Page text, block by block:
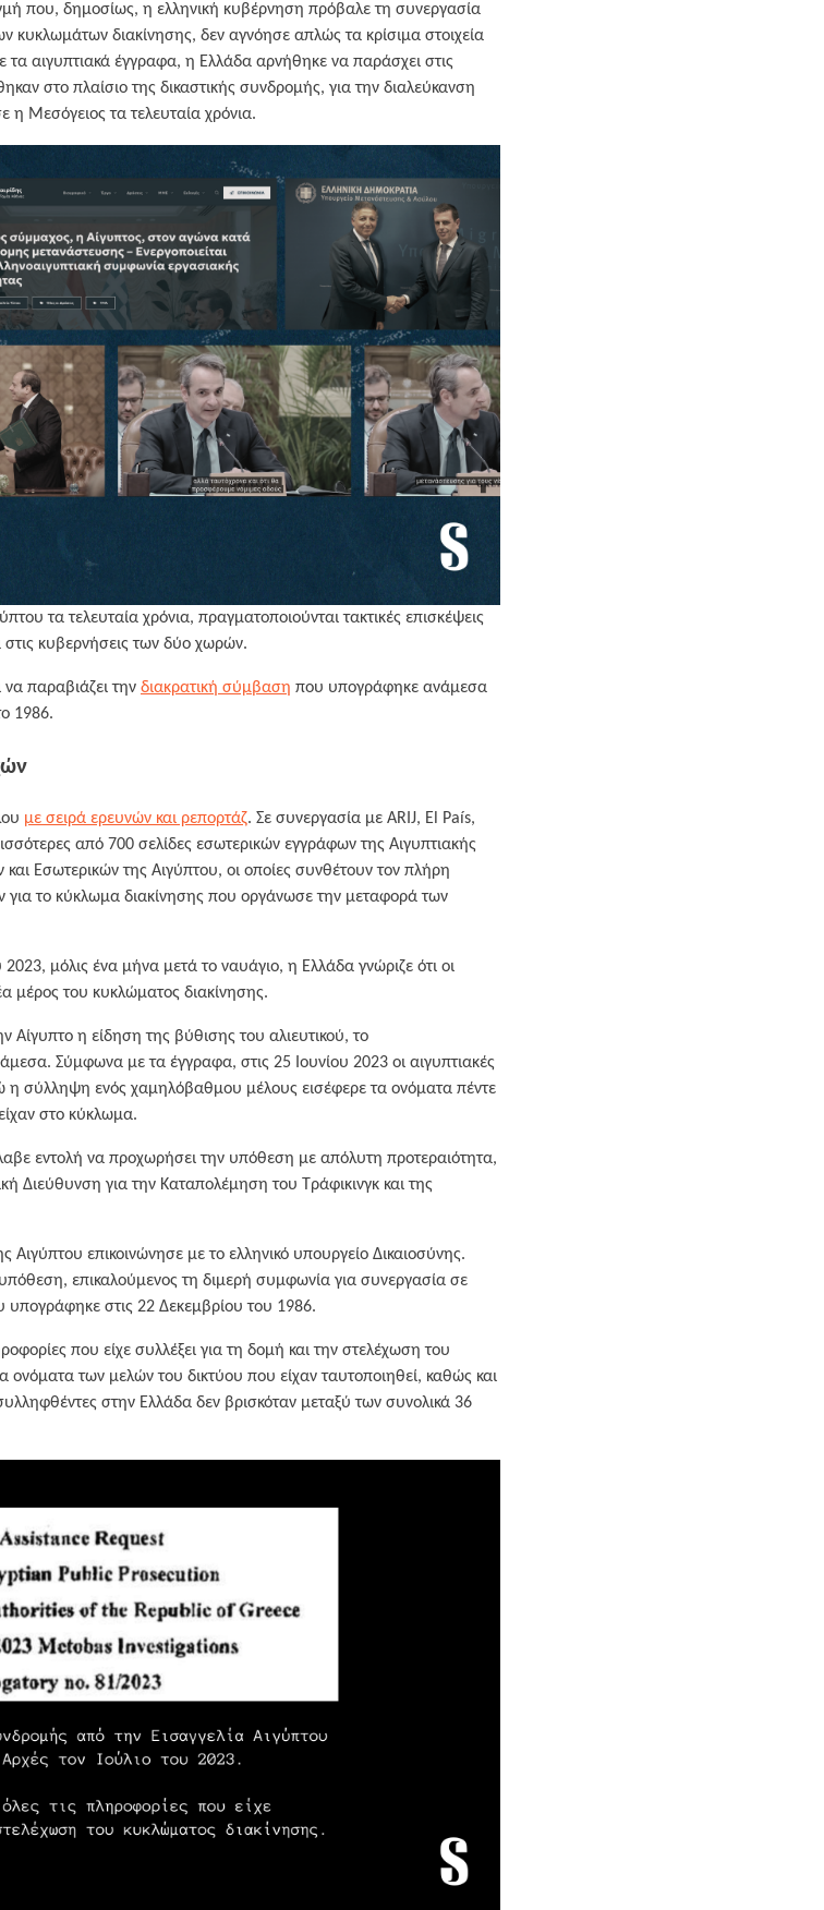
που, δημοσίως, η ελληνική κυβέρνηση πρόβαλε τη συνεργασία
κυκλωμάτων διακίνησης, δεν αγνόησε απλώς τα κρίσιμα στοιχεία
αιγυπτιακά έγγραφα, η Ελλάδα αρνήθηκε να παράσχει στις
στο πλαίσιο της δικαστικής συνδρομής, για την διαλεύκανση
η Μεσόγειος τα τελευταία χρόνια.
τα τελευταία χρόνια, πραγματοποιούνται τακτικές επισκέψεις
κυβερνήσεις των δύο χωρών.
παραβιάζει την διακρατική σύμβαση που υπογράφηκε ανάμεσα
1986.
με σειρά ερευνών και ρεπορτάζ. Σε συνεργασία με ARIJ, El País,
από 700 σελίδες εσωτερικών εγγράφων της Αιγυπτιακής
και Εσωτερικών της Αιγύπτου, οι οποίες συνθέτουν τον πλήρη
το κύκλωμα διακίνησης που οργάνωσε την μεταφορά των
μόλις ένα μήνα μετά το ναυάγιο, η Ελλάδα γνώριζε ότι οι
μέρος του κυκλώματος διακίνησης.
η είδηση της βύθισης του αλιευτικού, το
Σύμφωνα με τα έγγραφα, στις 25 Ιουνίου 2023 οι αιγυπτιακές
η σύλληψη ενός χαμηλόβαθμου μέλους εισέφερε τα ονόματα πέντε
στο κύκλωμα.
εντολή να προχωρήσει την υπόθεση με απόλυτη προτεραιότητα,
Διεύθυνση για την Καταπολέμηση του Τράφικινγκ και της
Αιγύπτου επικοινώνησε με το ελληνικό υπουργείο Δικαιοσύνης.
επικαλούμενος τη διμερή συμφωνία για συνεργασία σε
υπογράφηκε στις 22 Δεκεμβρίου του 1986.
που είχε συλλέξει για τη δομή και την στελέχωση του
ονόματα των μελών του δικτύου που είχαν ταυτοποιηθεί, καθώς και
στην Ελλάδα δεν βρισκόταν μεταξύ των συνολικά 36